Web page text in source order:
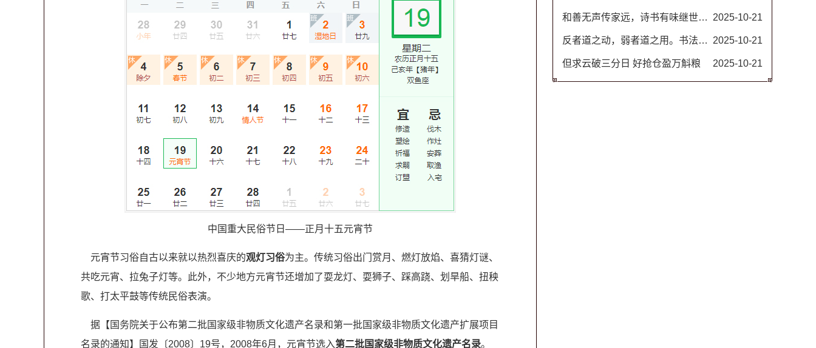
中国重大民俗节日——正月十五元宵节
元宵节习俗自古以来就以热烈喜庆的观灯习俗为主。传统习俗出门赏月、燃灯放焰、喜猜灯谜、
共吃元宵、拉兔子灯等。此外，不少地方元宵节还增加了耍龙灯、耍狮子、踩高跷、划旱船、扭秧
歌、打太平鼓等传统民俗表演。
据【国务院关于公布第二批国家级非物质文化遗产名录和第一批国家级非物质文化遗产扩展项目
名录的通知】国发〔2008〕19号，2008年6月，元宵节选入第二批国家级非物质文化遗产名录。
2025-10-21
和善无声传家远，诗书有味继世长。隶书书法欣赏 治家格言楹联
2025-10-21
反者道之动，弱者道之用。书法作品 道德经名句
2025-10-21
但求云破三分日 好抢仓盈万斛粮